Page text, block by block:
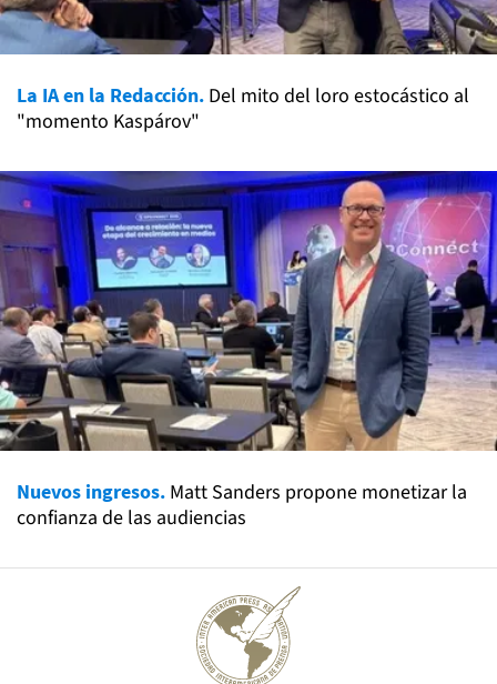
La IA en la Redacción. Del mito del loro estocástico al
"momento Kaspárov"
Nuevos ingresos. Matt Sanders propone monetizar la
confianza de las audiencias